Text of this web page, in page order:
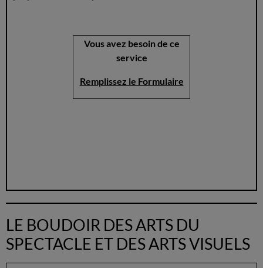
Vous avez besoin de ce
service
Remplissez le Formulaire
LE BOUDOIR DES ARTS DU
SPECTACLE ET DES ARTS VISUELS